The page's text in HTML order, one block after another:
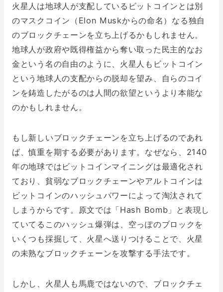
火星人は地球人が支配しているビットコインとは別
のマスクコイン（Elon Muskからの命名）なる独自
のブロックチェーンを立ち上げるかもしれません。
地球人が政府や既得権益から奪い取った民主的なお
金という名の自由のように、火星人もビットコイン
という地球人の支配からの脱却を望み、自らのコイ
ンを鋳造したがるのは人間の欲望というより本能な
のかもしれません。
もし新しいブロックチェーンを立ち上げるのであれ
ば、慎重を期する必要があります。なぜなら、2140
年の地球ではビットコインマイニングは最適化され
ており、貧弱なブロックチェーンやアルトコインは
ビットコインのハッシュパワーによって淘汰されて
しまうからです。原文では「Hash Bomb」と表現し
ていてるこのハッシュ爆弾は、空っぽのブロックを
いくつも採掘して、火星へ送りつけることで、火星
の未熟なブロックチェーンを攻撃する手法です。
しかし、火星人も馬鹿ではないので、ブロックチェ